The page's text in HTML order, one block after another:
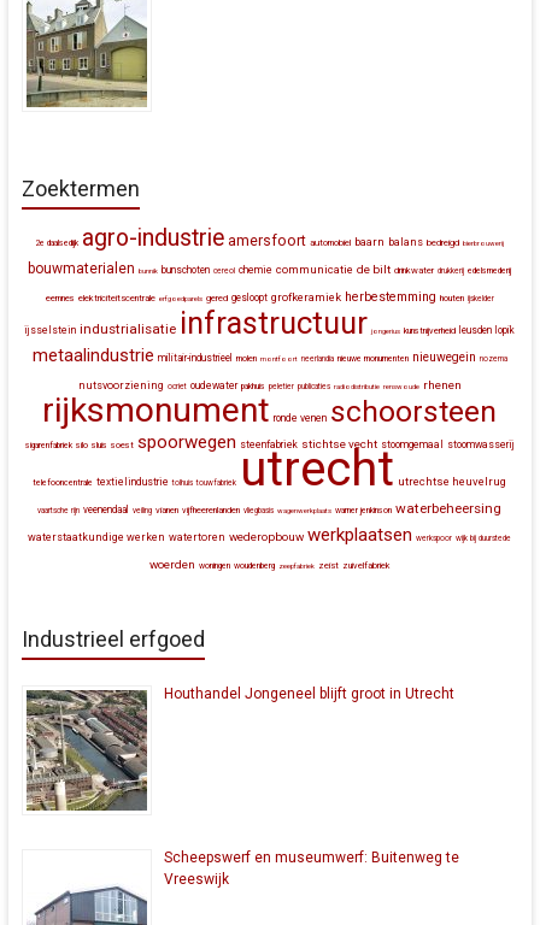
Zoektermen
2e daalsedijk agro-industrie amersfoort automobiel baarn balans bedreigd bierbrouwerij
bouwmaterialen bunnik bunschoten cereol chemie communicatie de bilt drinkwater drukkerij edelsmederij
eemnes elektriciteitscentrale erfgoedparels gered gesloopt grofkeramiek herbestemming houten ijskelder
ijsselstein industrialisatie infrastructuur jongerius kunstnijverheid leusden lopik
metaalindustrie militair-industrieel molen montfoort neerlandia nieuwe monumenten nieuwegein nozema
nutsvoorziening ocriet oudewater pakhuis peletier publicaties radiodistributie renswoude rhenen
rijksmonument ronde venen schoorsteen
sigarenfabriek silo sluis soest spoorwegen steenfabriek stichtse vecht stoomgemaal stoomwasserij
telefooncentrale textielindustrie tolhuis touwfabriek utrecht utrechtse heuvelrug
vaartsche rijn veenendaal veiling vianen vijfheerenlanden vliegbasis wagenwerkplaats warner jenkinson waterbeheersing
waterstaatkundige werken watertoren wederopbouw werkplaatsen werkspoor wijk bij duurstede
woerden woningen woudenberg zeepfabriek zeist zuivelfabriek
Industrieel erfgoed
Houthandel Jongeneel blijft groot in Utrecht
Scheepswerf en museumwerf: Buitenweg te
Vreeswijk